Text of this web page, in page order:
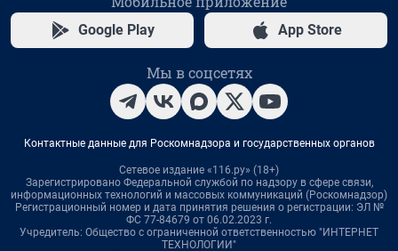
Google Play App Store
Мы в соцсетях
Контактные данные для Роскомнадзора и государственных органов
Сетевое издание «116.ру» (18+)
Зарегистрировано Федеральной службой по надзору в сфере связи,
информационных технологий и массовых коммуникаций (Роскомнадзор)
Регистрационный номер и дата принятия решения о регистрации: ЭЛ №
ФС 77-84679 от 06.02.2023 г.
Учредитель: Общество с ограниченной ответственностью "ИНТЕРНЕТ
ТЕХНОЛОГИИ"